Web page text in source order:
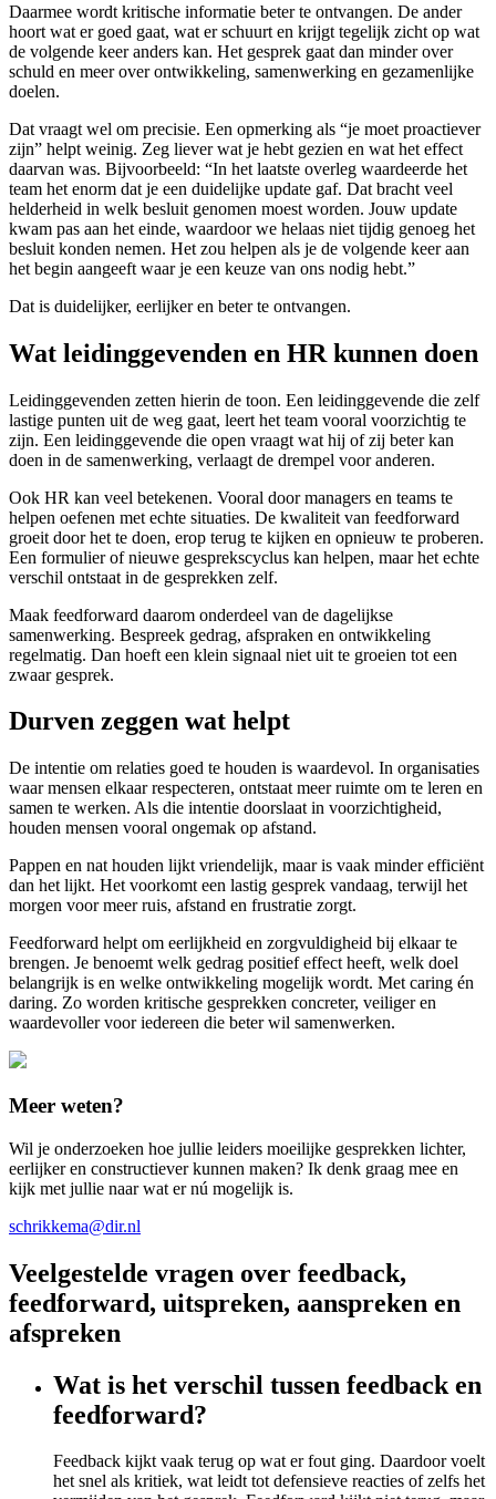
Daarmee wordt kritische informatie beter te ontvangen. De ander
hoort wat er goed gaat, wat er schuurt en krijgt tegelijk zicht op wat
de volgende keer anders kan. Het gesprek gaat dan minder over
schuld en meer over ontwikkeling, samenwerking en gezamenlijke
doelen.
Dat vraagt wel om precisie. Een opmerking als “je moet proactiever
zijn” helpt weinig. Zeg liever wat je hebt gezien en wat het effect
daarvan was. Bijvoorbeeld: “In het laatste overleg waardeerde het
team het enorm dat je een duidelijke update gaf. Dat bracht veel
helderheid in welk besluit genomen moest worden. Jouw update
kwam pas aan het einde, waardoor we helaas niet tijdig genoeg het
besluit konden nemen. Het zou helpen als je de volgende keer aan
het begin aangeeft waar je een keuze van ons nodig hebt.”
Dat is duidelijker, eerlijker en beter te ontvangen.
Wat leidinggevenden en HR kunnen doen
Leidinggevenden zetten hierin de toon. Een leidinggevende die zelf
lastige punten uit de weg gaat, leert het team vooral voorzichtig te
zijn. Een leidinggevende die open vraagt wat hij of zij beter kan
doen in de samenwerking, verlaagt de drempel voor anderen.
Ook HR kan veel betekenen. Vooral door managers en teams te
helpen oefenen met echte situaties. De kwaliteit van feedforward
groeit door het te doen, erop terug te kijken en opnieuw te proberen.
Een formulier of nieuwe gesprekscyclus kan helpen, maar het echte
verschil ontstaat in de gesprekken zelf.
Maak feedforward daarom onderdeel van de dagelijkse
samenwerking. Bespreek gedrag, afspraken en ontwikkeling
regelmatig. Dan hoeft een klein signaal niet uit te groeien tot een
zwaar gesprek.
Durven zeggen wat helpt
De intentie om relaties goed te houden is waardevol. In organisaties
waar mensen elkaar respecteren, ontstaat meer ruimte om te leren en
samen te werken. Als die intentie doorslaat in voorzichtigheid,
houden mensen vooral ongemak op afstand.
Pappen en nat houden lijkt vriendelijk, maar is vaak minder efficiënt
dan het lijkt. Het voorkomt een lastig gesprek vandaag, terwijl het
morgen voor meer ruis, afstand en frustratie zorgt.
Feedforward helpt om eerlijkheid en zorgvuldigheid bij elkaar te
brengen. Je benoemt welk gedrag positief effect heeft, welk doel
belangrijk is en welke ontwikkeling mogelijk wordt. Met caring én
daring. Zo worden kritische gesprekken concreter, veiliger en
waardevoller voor iedereen die beter wil samenwerken.
Meer weten?
Wil je onderzoeken hoe jullie leiders moeilijke gesprekken lichter,
eerlijker en constructiever kunnen maken? Ik denk graag mee en
kijk met jullie naar wat er nú mogelijk is.
schrikkema@dir.nl
Veelgestelde vragen over feedback,
feedforward, uitspreken, aanspreken en
afspreken
Wat is het verschil tussen feedback en
feedforward?
Feedback kijkt vaak terug op wat er fout ging. Daardoor voelt
het snel als kritiek, wat leidt tot defensieve reacties of zelfs het